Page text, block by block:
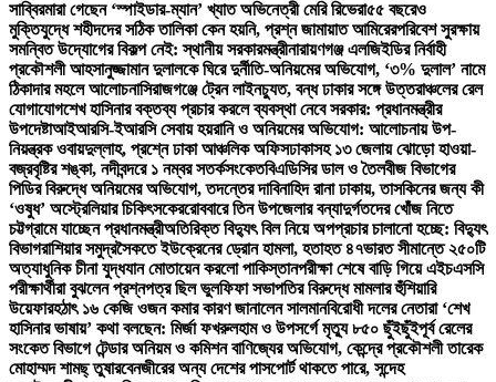
সাব্বিরমারা গেছেন ‘স্পাইডার-ম্যান’ খ্যাত অভিনেত্রী মেরি রিভেরা৫৫ বছরেও
মুক্তিযুদ্ধে শহীদদের সঠিক তালিকা কেন হয়নি, প্রশ্ন জামায়াত আমিরেরপরিবেশ সুরক্ষায়
সমন্বিত উদ্যোগের বিকল্প নেই: স্থানীয় সরকারমন্ত্রীনারায়ণগঞ্জ এলজিইডির নির্বাহী
প্রকৌশলী আহসানুজ্জামান দুলালকে ঘিরে দুর্নীতি-অনিয়মের অভিযোগ, ‘৩% দুলাল’ নামে
ঠিকাদার মহলে আলোচনাসিরাজগঞ্জে ট্রেন লাইনচ্যুত, বন্ধ ঢাকার সঙ্গে উত্তরাঞ্চলের রেল
যোগাযোগশেখ হাসিনার বক্তব্য প্রচার করলে ব্যবস্থা নেবে সরকার: প্রধানমন্ত্রীর
উপদেষ্টাআইআরসি-ইআরসি সেবায় হয়রানি ও অনিয়মের অভিযোগ: আলোচনায় উপ-
নিয়ন্ত্রক ওবায়দুল্লাহ, প্রশ্নে ঢাকা আঞ্চলিক অফিসঢাকাসহ ১৩ জেলায় ঝোড়ো হাওয়া-
বজ্রবৃষ্টির শঙ্কা, নদীবন্দরে ১ নম্বর সতর্কসংকেতবিএডিসির ডাল ও তৈলবীজ বিভাগের
পিডির বিরুদ্ধে অনিয়মের অভিযোগ, তদন্তের দাবিনাহিদ রানা ঢাকায়, তাসকিনের জন্য কী
‘ওষুধ’ অস্ট্রেলিয়ার চিকিৎসকেররোববারে তিন উপজেলার বন্যাদুর্গতদের খোঁজ নিতে
চট্টগ্রামে যাচ্ছেন প্রধানমন্ত্রীঅতিরিক্ত বিদ্যুৎ বিল নিয়ে অপপ্রচার চালানো হচ্ছে: বিদ্যুৎ
বিভাগরাশিয়ার সমুদ্রসৈকতে ইউক্রেনের ড্রোন হামলা, হতাহত ৪৭ভারত সীমান্তে ২৫০টি
অত্যাধুনিক চীনা যুদ্ধযান মোতায়েন করলো পাকিস্তানপরীক্ষা শেষে বাড়ি গিয়ে এইচএসসি
পরীক্ষার্থীরা বুঝলেন প্রশ্নপত্র ছিল ভুলফিফা সভাপতির বিরুদ্ধে মামলার হুঁশিয়ারি
উয়েফারহঠাৎ ১৬ কেজি ওজন কমার কারণ জানালেন সালমানবিরোধী দলের নেতারা ‘শেখ
হাসিনার ভাষায়’ কথা বলছেন: মির্জা ফখরুলহাম ও উপসর্গে মৃত্যু ৮৫০ ছুঁইছুঁইপূর্ব রেলের
সংকেত বিভাগে টেন্ডার অনিয়ম ও কমিশন বাণিজ্যের অভিযোগ, কেন্দ্রে প্রকৌশলী তারেক
মোহাম্মদ শামছ্ তুষারবেনজীরের অন্য দেশের পাসপোর্ট থাকতে পারে, সন্দেহ